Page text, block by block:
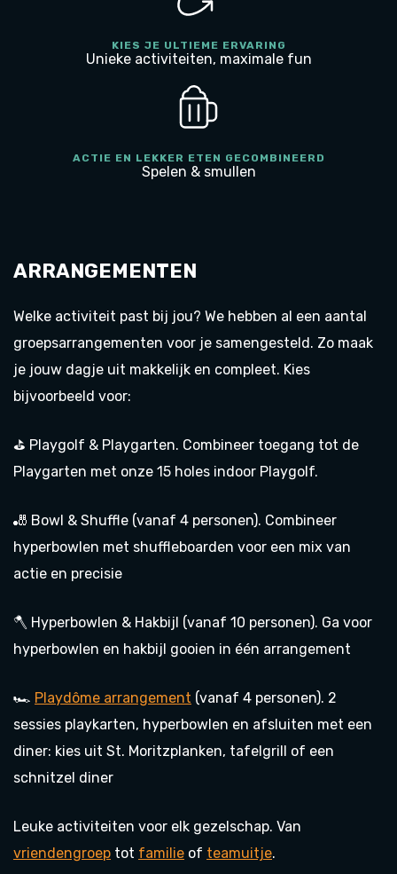
KIES JE ULTIEME ERVARING
Unieke activiteiten, maximale fun
ACTIE EN LEKKER ETEN GECOMBINEERD
Spelen & smullen
ARRANGEMENTEN
Welke activiteit past bij jou? We hebben al een aantal
groepsarrangementen voor je samengesteld. Zo maak
je jouw dagje uit makkelijk en compleet. Kies
bijvoorbeeld voor:
⛳ Playgolf & Playgarten. Combineer toegang tot de
Playgarten met onze 15 holes indoor Playgolf.
🎳 Bowl & Shuffle (vanaf 4 personen). Combineer
hyperbowlen met shuffleboarden voor een mix van
actie en precisie
🪓 Hyperbowlen & Hakbijl (vanaf 10 personen). Ga voor
hyperbowlen en hakbijl gooien in één arrangement
🏎️ Playdôme arrangement (vanaf 4 personen). 2
sessies playkarten, hyperbowlen en afsluiten met een
diner: kies uit St. Moritzplanken, tafelgrill of een
schnitzel diner
Leuke activiteiten voor elk gezelschap. Van
vriendengroep tot familie of teamuitje.